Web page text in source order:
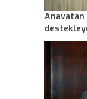
Anavatan